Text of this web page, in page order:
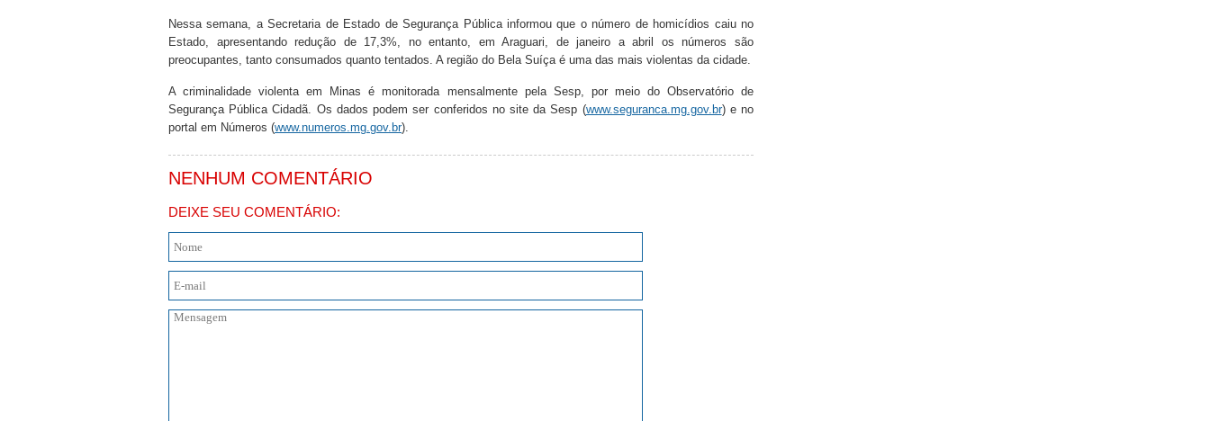
Nessa semana, a Secretaria de Estado de Segurança Pública informou que o número de homicídios caiu no
Estado, apresentando redução de 17,3%, no entanto, em Araguari, de janeiro a abril os números são
preocupantes, tanto consumados quanto tentados. A região do Bela Suíça é uma das mais violentas da cidade.
A criminalidade violenta em Minas é monitorada mensalmente pela Sesp, por meio do Observatório de
Segurança Pública Cidadã. Os dados podem ser conferidos no site da Sesp (www.seguranca.mg.gov.br) e no
portal em Números (www.numeros.mg.gov.br).
NENHUM COMENTÁRIO
DEIXE SEU COMENTÁRIO: